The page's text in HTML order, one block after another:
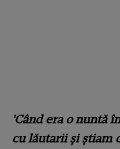
'Când era o nuntă
cu lăutarii și știam